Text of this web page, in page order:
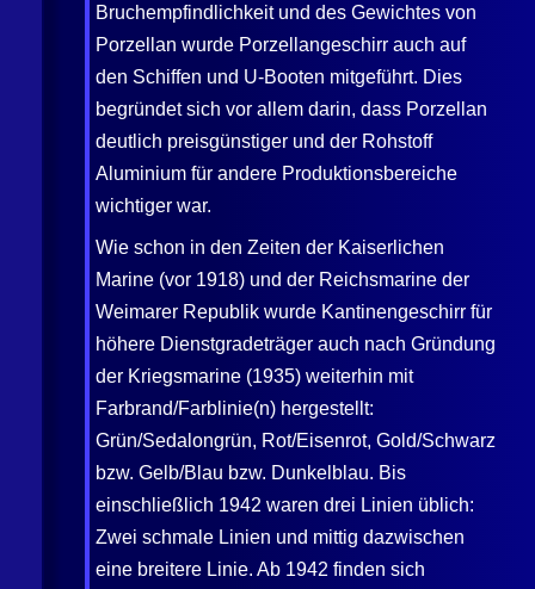
Bruchempfindlichkeit und des Gewichtes von
Porzellan wurde Porzellangeschirr auch auf
den Schiffen und U-Booten mitgeführt. Dies
begründet sich vor allem darin, dass Porzellan
deutlich preisgünstiger und der Rohstoff
Aluminium für andere Produktionsbereiche
wichtiger war.
Wie schon in den Zeiten der Kaiserlichen
Marine (vor 1918) und der Reichsmarine der
Weimarer Republik wurde Kantinengeschirr für
höhere Dienstgradeträger auch nach Gründung
der Kriegsmarine (1935) weiterhin mit
Farbrand/Farblinie(n) hergestellt:
Grün/Sedalongrün, Rot/Eisenrot, Gold/Schwarz
bzw. Gelb/Blau bzw. Dunkelblau. Bis
einschließlich 1942 waren drei Linien üblich:
Zwei schmale Linien und mittig dazwischen
eine breitere Linie. Ab 1942 finden sich